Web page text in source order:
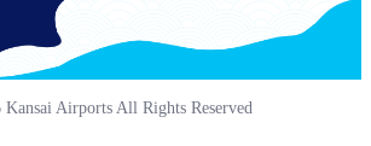
Airports All Rights Reserved